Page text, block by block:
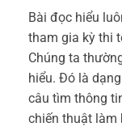
Bài đọc hiểu
tham gia kỳ thi
Chúng ta
hiểu. Đó là
câu tìm thông
chiến thuật làm